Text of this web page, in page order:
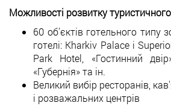
Можливості розвитку туристичного
60 об'єктів готельного типу
готелі: Kharkiv Palace і
Park Hotel, «Гостинний
«Губернія» та ін.
Великий вибір ресторанів,
і розважальних центрів